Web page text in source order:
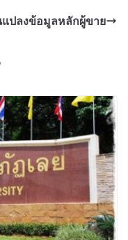
ปลงข้อมูลหลักผู้ขาย